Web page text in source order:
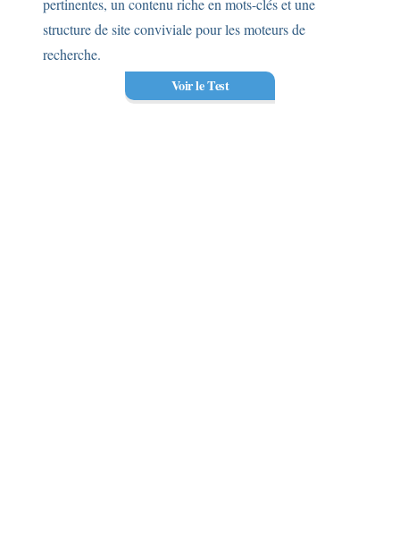
pertinentes, un contenu riche en mots-clés et une
structure de site conviviale pour les moteurs de
recherche.
Voir le Test